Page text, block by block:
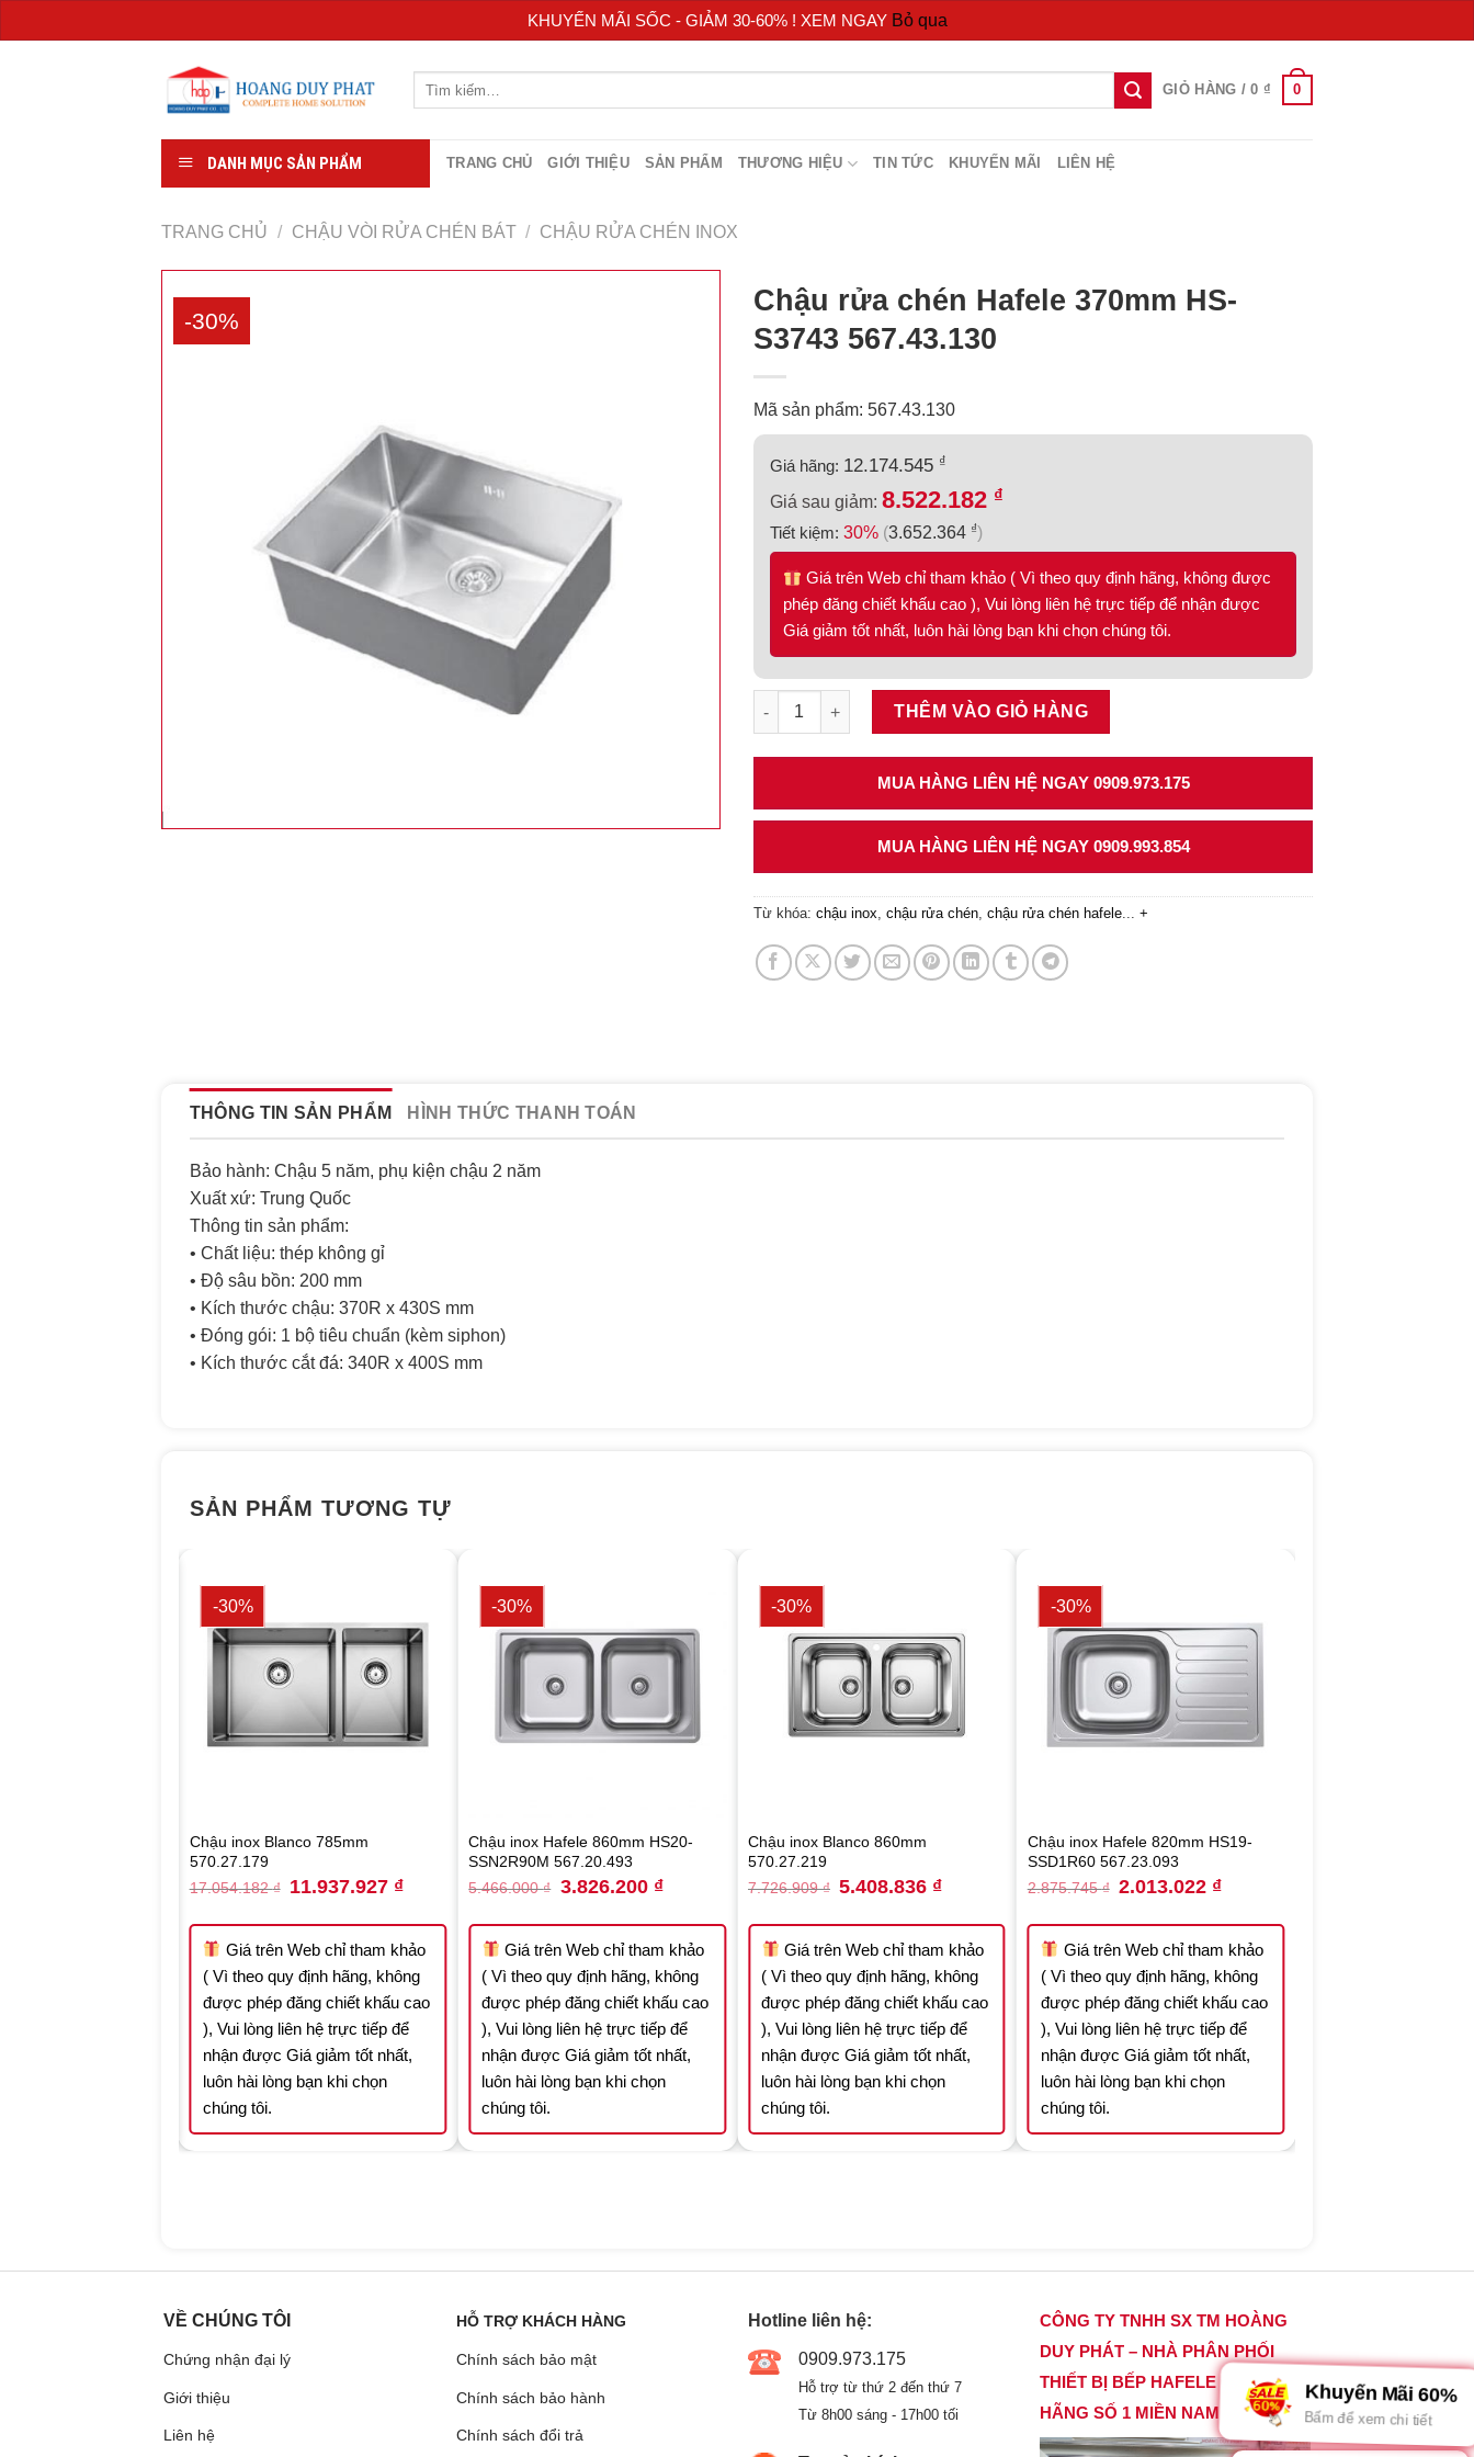
KHUYẾN MÃI SỐC - GIẢM 30-60% ! XEM NGAY Bỏ qua
GIỎ HÀNG /0 ₫ 0
DANH MỤC SẢN PHẨM TRANG CHỦ GIỚI THIỆU SẢN PHẨM THƯƠNG HIỆU TIN TỨC KHUYẾN MÃI LIÊN HỆ
TRANG CHỦ / CHẬU VÒI RỬA CHÉN BÁT / CHẬU RỬA CHÉN INOX
-30%
Chậu rửa chén Hafele 370mm HS-
S3743 567.43.130
Mã sản phẩm: 567.43.130
Giá hãng: 12.174.545 ₫
Giá sau giảm: 8.522.182 ₫
Tiết kiệm: 30% (3.652.364 ₫)
Giá trên Web chỉ tham khảo ( Vì theo quy định hãng, không được
phép đăng chiết khấu cao ), Vui lòng liên hệ trực tiếp để nhận được
Giá giảm tốt nhất, luôn hài lòng bạn khi chọn chúng tôi.
Chậu rửa chén Hafele 370mm HS-S3743 567.43.130 số lượng
THÊM VÀO GIỎ HÀNG
MUA HÀNG LIÊN HỆ NGAY 0909.973.175
MUA HÀNG LIÊN HỆ NGAY 0909.993.854
Từ khóa: chậu inox chậu rửa chén chậu rửa chén hafele +
THÔNG TIN SẢN PHẨM HÌNH THỨC THANH TOÁN
Bảo hành: Chậu 5 năm, phụ kiện chậu 2 năm
Xuất xứ: Trung Quốc
Thông tin sản phẩm:
• Chất liệu: thép không gỉ
• Độ sâu bồn: 200 mm
• Kích thước chậu: 370R x 430S mm
• Đóng gói: 1 bộ tiêu chuẩn (kèm siphon)
• Kích thước cắt đá: 340R x 400S mm
SẢN PHẨM TƯƠNG TỰ
-30%
Chậu inox Blanco 785mm
570.27.179
17.054.182₫ Original
price
17.054.182 ₫.
11.937.927 ₫Current
11.937.927 ₫.
Giá trên Web chỉ tham khảo
( Vì theo quy định hãng, không
được phép đăng chiết khấu cao
), Vui lòng liên hệ trực tiếp để
nhận được Giá giảm tốt nhất,
luôn hài lòng bạn khi chọn
chúng tôi.
-30%
Chậu inox Hafele 860mm HS20-
SSN2R90M 567.20.493
5.466.000₫ Original
price
5.466.000 ₫.
3.826.200 ₫Current
3.826.200 ₫.
Giá trên Web chỉ tham khảo
( Vì theo quy định hãng, không
được phép đăng chiết khấu cao
), Vui lòng liên hệ trực tiếp để
nhận được Giá giảm tốt nhất,
luôn hài lòng bạn khi chọn
chúng tôi.
-30%
Chậu inox Blanco 860mm
570.27.219
7.726.909₫ Original
price
7.726.909 ₫.
5.408.836 ₫Current
5.408.836 ₫.
Giá trên Web chỉ tham khảo
( Vì theo quy định hãng, không
được phép đăng chiết khấu cao
), Vui lòng liên hệ trực tiếp để
nhận được Giá giảm tốt nhất,
luôn hài lòng bạn khi chọn
chúng tôi.
-30%
Chậu inox Hafele 820mm HS19-
SSD1R60 567.23.093
2.875.745₫ Original
price
2.875.745 ₫.
2.013.022 ₫Current
2.013.022 ₫.
Giá trên Web chỉ tham khảo
( Vì theo quy định hãng, không
được phép đăng chiết khấu cao
), Vui lòng liên hệ trực tiếp để
nhận được Giá giảm tốt nhất,
luôn hài lòng bạn khi chọn
chúng tôi.
12.398.400 ₫.
VỀ CHÚNG TÔI
Chứng nhận đại lý
Giới thiệu
Liên hệ
HỖ TRỢ KHÁCH HÀNG
Chính sách bảo mật
Chính sách bảo hành
Chính sách đổi trả
Hotline liên hệ:
0909.973.175
Hỗ trợ từ thứ 2 đến thứ 7
Từ 8h00 sáng - 17h00 tối
CÔNG TY TNHH SX TM HOÀNG
DUY PHÁT – NHÀ PHÂN PHỐI
THIẾT BỊ BẾP HAFELE CHÍNH
HÃNG SỐ 1 MIỀN NAM
Khuyến Mãi 60%
Bấm để xem chi tiết